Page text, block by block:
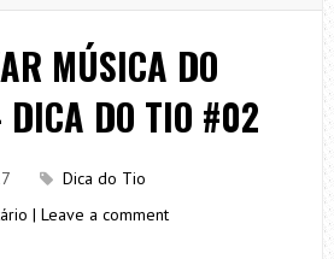
MÚSICA DO
DICA DO TIO #02
Dica do Tio
| Leave a comment